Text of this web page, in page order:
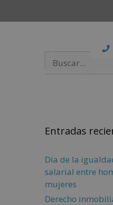
Y ESTANCIAS FORMATIVAS
Entradas
Día de la
salarial entre
mujeres
Derecho